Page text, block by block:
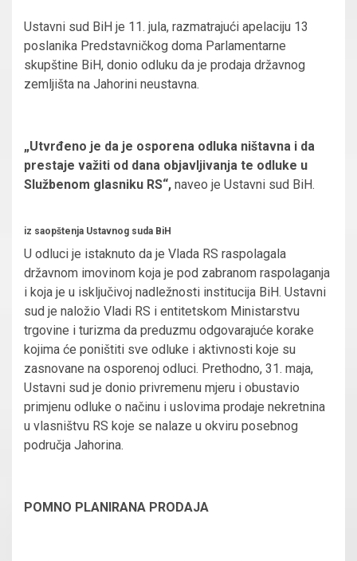
Ustavni sud BiH je 11. jula, razmatrajući apelaciju 13
poslanika Predstavničkog doma Parlamentarne
skupštine BiH, donio odluku da je prodaja državnog
zemljišta na Jahorini neustavna.
„Utvrđeno je da je osporena odluka ništavna i da
prestaje važiti od dana objavljivanja te odluke u
Službenom glasniku RS“, naveo je Ustavni sud BiH.
iz saopštenja Ustavnog suda BiH
U odluci je istaknuto da je Vlada RS raspolagala
državnom imovinom koja je pod zabranom raspolaganja
i koja je u isključivoj nadležnosti institucija BiH. Ustavni
sud je naložio Vladi RS i entitetskom Ministarstvu
trgovine i turizma da preduzmu odgovarajuće korake
kojima će poništiti sve odluke i aktivnosti koje su
zasnovane na osporenoj odluci. Prethodno, 31. maja,
Ustavni sud je donio privremenu mjeru i obustavio
primjenu odluke o načinu i uslovima prodaje nekretnina
u vlasništvu RS koje se nalaze u okviru posebnog
područja Jahorina.
POMNO PLANIRANA PRODAJA